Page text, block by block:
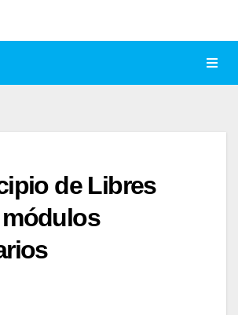
de Libres